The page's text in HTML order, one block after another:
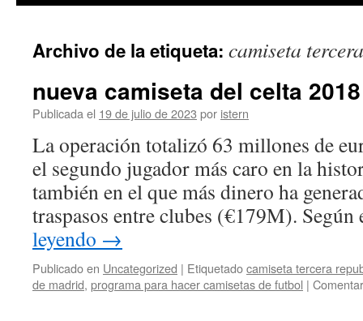
contenido
Archivo de la etiqueta: camiseta
nueva camiseta del celta 2018
Publicada el 19 de julio de 2023 por istern
La operación totalizó 63 millones de
el segundo jugador más caro en la
también en el que más dinero ha
traspasos entre clubes (€179M).
leyendo →
Publicado en Uncategorized | Etiquetadocamiseta tercera
de madrid, programa para hacer camisetas de futbol |